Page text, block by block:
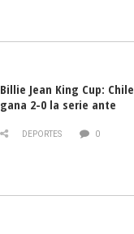
Billie Jean King Cup: Chile
gana 2-0 la serie ante
DEPORTES 0